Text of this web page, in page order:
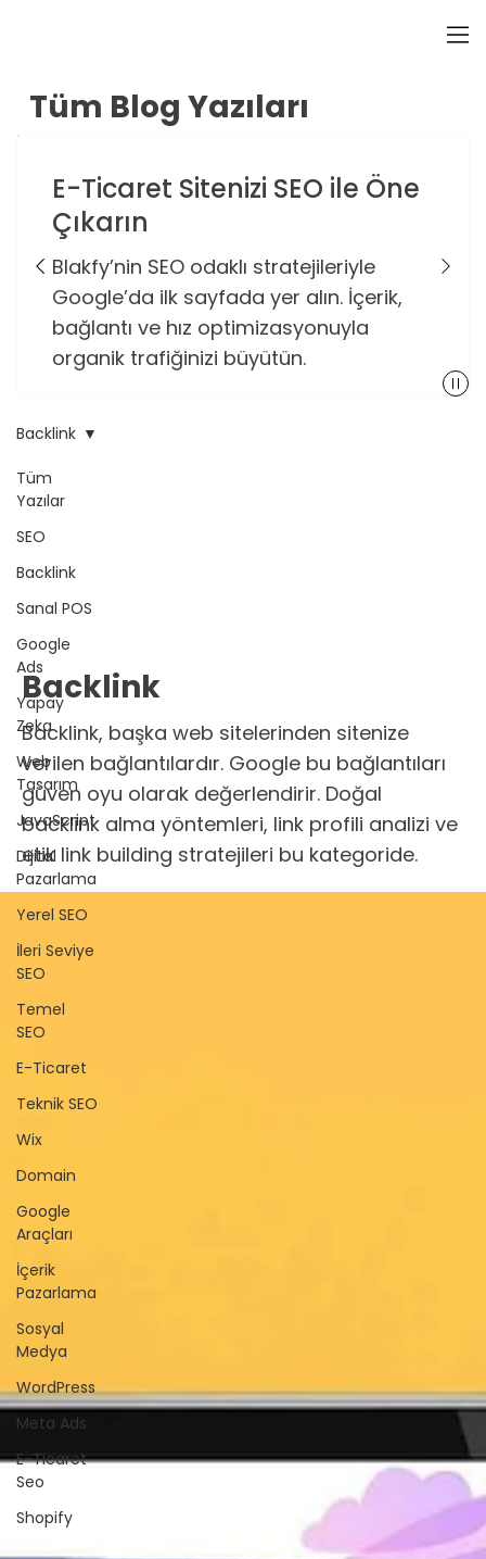
Tüm Blog Yazıları
E-Ticaret Sitenizi SEO ile Öne
Çıkarın
Blakfy’nin SEO odaklı stratejileriyle
Google’da ilk sayfada yer alın. İçerik,
bağlantı ve hız optimizasyonuyla
organik trafiğinizi büyütün.
Tüm
Yazılar
SEO
Backlink
Sanal POS
Google
Ads
Yapay
Zeka
Web
Tasarım
JavaScript
Dijital
Pazarlama
Yerel SEO
İleri Seviye
SEO
Temel
SEO
E-Ticaret
Teknik SEO
Wix
Domain
Google
Araçları
İçerik
Pazarlama
Sosyal
Medya
WordPress
Meta Ads
E-Ticaret
Seo
Shopify
Backlink
Backlink
Backlink, başka web sitelerinden sitenize
verilen bağlantılardır. Google bu bağlantıları
güven oyu olarak değerlendirir. Doğal
backlink alma yöntemleri, link profili analizi ve
etik link building stratejileri bu kategoride.